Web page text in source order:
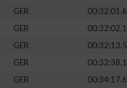
GER 00:32:01.6
GER
00:32:02.1
GER
00:32:13.5
GER
00:32:38.1
GER
00:34:17.6